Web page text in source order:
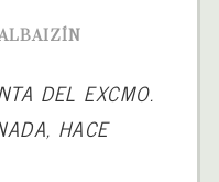
DEL EXCMO.
HACE